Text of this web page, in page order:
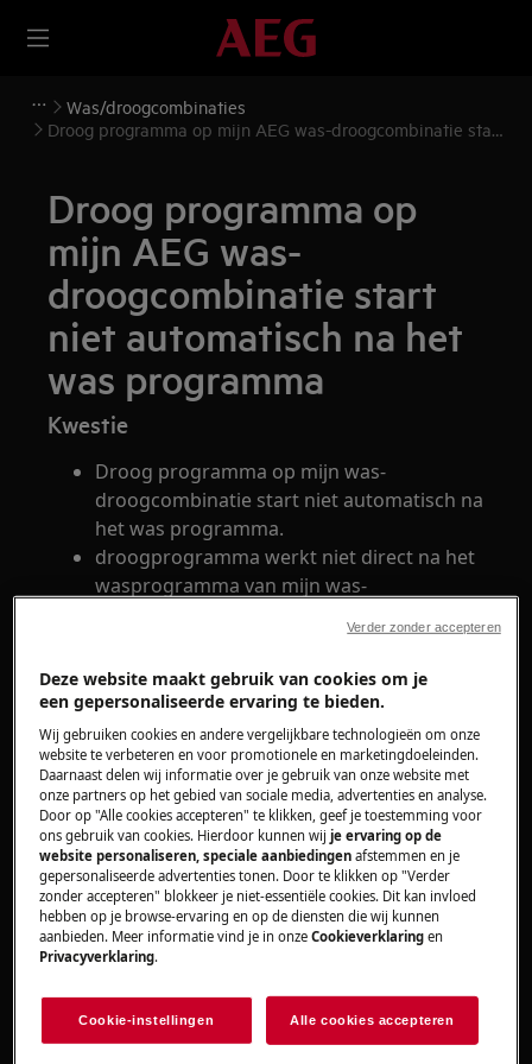
Was/droogcombinaties
Droog programma op mijn AEG was-droogcombinatie start
Droog programma op
mijn AEG was-
droogcombinatie start
niet automatisch na het
was programma
Kwestie
Droog programma op mijn was-
droogcombinatie start niet automatisch na
het was programma.
droogprogramma werkt niet direct na het
wasprogramma van mijn was-
Heeft betrekking op
Was-droogcombinatie
Oplossing
Controleer of de beide lampjes boven de
modus toets branden, alleen dan kan men
was en drogen achter elkaar.
Deze website maakt gebruik van cookies om je
een gepersonaliseerde ervaring te bieden.
Wij gebruiken cookies en andere vergelijkbare technologieën om onze
website te verbeteren en voor promotionele en marketingdoeleinden.
Daarnaast delen wij informatie over je gebruik van onze website met
onze partners op het gebied van sociale media, advertenties en analyse.
Door op "Alle cookies accepteren" te klikken, geef je toestemming voor
ons gebruik van cookies. Hierdoor kunnen wijje ervaring op de
website personaliseren, speciale aanbiedingen afstemmen en je
gepersonaliseerde advertenties tonen. Door te klikken op "Verder
zonder accepteren" blokkeer je niet-essentiële cookies. Dit kan invloed
hebben op je browse-ervaring en op de diensten die wij kunnen
aanbieden. Meer informatie vind je in onzeCookieverklaring en
Privacyverklaring.
Cookie-instellingen Alle cookies accepteren
Verder zonder accepteren